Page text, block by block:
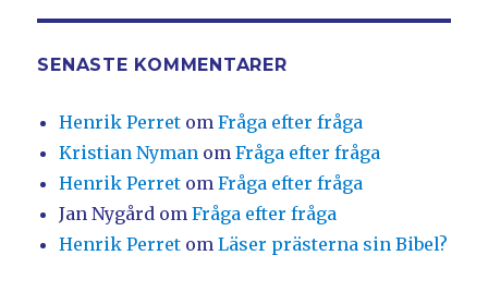
SENASTE KOMMENTARER
Henrik Perret omFråga efter fråga
Kristian Nyman omFråga efter fråga
Henrik Perret omFråga efter fråga
Jan Nygård omFråga efter fråga
Henrik Perret omLäser prästerna sin Bibel?